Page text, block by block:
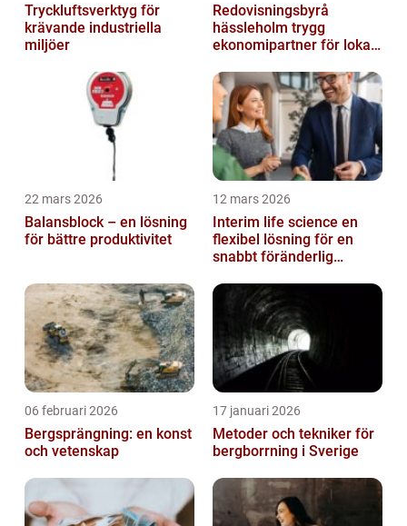
Tryckluftsverktyg för
krävande industriella
miljöer
Redovisningsbyrå
hässleholm trygg
ekonomipartner för lokala
22 mars 2026
Balansblock – en lösning
för bättre produktivitet
12 mars 2026
Interim life science en
flexibel lösning för en
snabbt föränderlig
06 februari 2026
Bergsprängning: en konst
och vetenskap
17 januari 2026
Metoder och tekniker för
bergborrning i Sverige